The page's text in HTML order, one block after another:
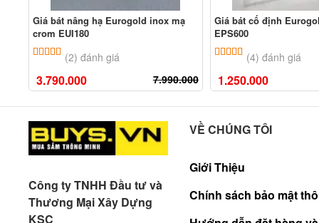
Giá bát nâng hạ Eurogold inox mạ
crom EUI180
5.00 trên 5 dựa trên
(2) đánh giá
3.790.000 7.990.000
Giá bát cố định
EPS600
5.00 trên 5 dựa
(4) đánh giá
1.250.000
Công ty TNHH Đầu tư và
Thương Mại Xây Dựng
KSC
VỀ CHÚNG TÔI
Giới Thiệu
Chính sách bảo mật